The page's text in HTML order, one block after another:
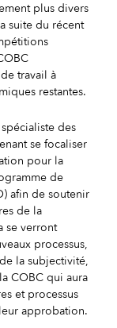
plus divers
suite du récent
travail à
restantes.
des
se focaliser
pour la
de
afin de soutenir
de la
se verront
processus,
la subjectivité,
COBC qui aura
et processus
approbation.